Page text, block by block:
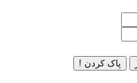
پاک کردن !